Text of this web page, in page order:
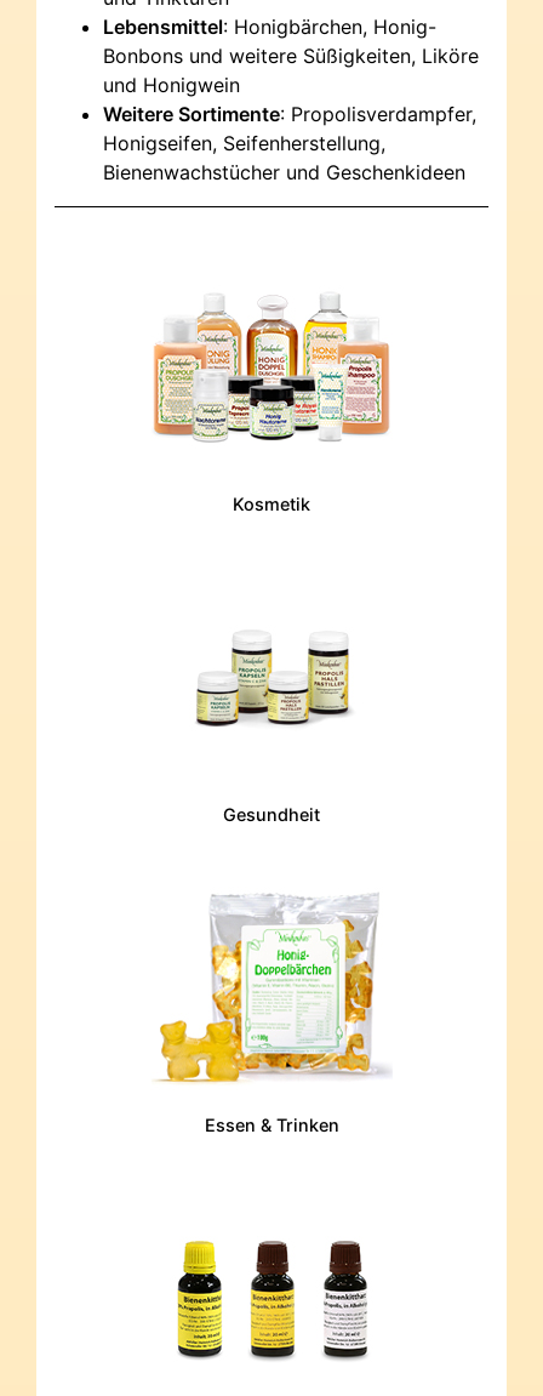
Lebensmittel: Honigbärchen, Honig-
Bonbons und weitere Süßigkeiten, Liköre
und Honigwein
Weitere Sortimente: Propolisverdampfer,
Honigseifen, Seifenherstellung,
Bienenwachstücher und Geschenkideen
Kosmetik
Gesundheit
Essen & Trinken